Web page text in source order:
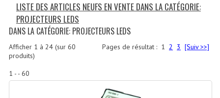
Recevoir Nos Promotions
Sonorisation
LISTE DES ARTICLES NEUFS EN VENTE DANS LA CATÉGORIE:
PROJECTEURS LEDS
DANS LA CATÉGORIE: PROJECTEURS LEDS
Pages de résultat : 1 2 3 [Suiv >>]
Afficher 1 à 24(sur 60
produits)
1 - - 60